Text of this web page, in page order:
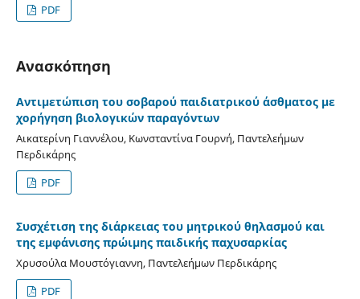
PDF
Ανασκόπηση
Αντιμετώπιση του σοβαρού παιδιατρικού άσθματος με
χορήγηση βιολογικών παραγόντων
Αικατερίνη Γιαννέλου, Κωνσταντίνα Γουρνή, Παντελεήμων
Περδικάρης
PDF
Συσχέτιση της διάρκειας του μητρικού θηλασμού και
της εμφάνισης πρώιμης παιδικής παχυσαρκίας
Χρυσούλα Μουστόγιαννη, Παντελεήμων Περδικάρης
PDF